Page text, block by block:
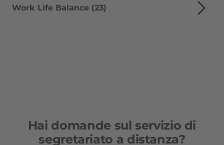
Work Life Balance (23)
Hai domande sul servizio di
segretariato a distanza?